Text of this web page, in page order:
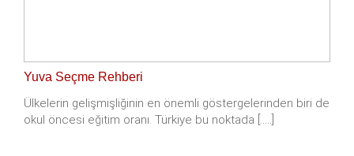
Yuva Seçme Rehberi
Ülkelerin gelişmişliğinin en önemli göstergelerinden biri de
okul öncesi eğitim oranı. Türkiye bu noktada [.....]